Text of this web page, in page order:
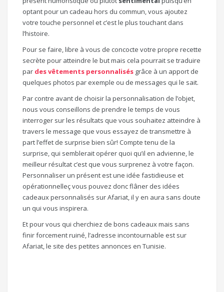
optant pour un cadeau hors du commun, vous ajoutez
votre touche personnel et c’est le plus touchant dans
l’histoire.
Pour se faire, libre à vous de concocte votre propre recette
secrète pour atteindre le but mais cela pourrait se traduire
par des vêtements personnalisés grâce à un apport de
quelques photos par exemple ou de messages qui le sait.
Par contre avant de choisir la personnalisation de l’objet,
nous vous conseillons de prendre le temps de vous
interroger sur les résultats que vous souhaitez atteindre à
travers le message que vous essayez de transmettre à
part l’effet de surprise bien sûr! Compte tenu de la
surprise, qui semblerait opérer quoi qu’il en advienne, le
meilleur résultat c’est que vous surprenez à votre façon.
Personnaliser un présent est une idée fastidieuse et
opérationnelleç vous pouvez donc flâner des idées
cadeaux personnalisés sur Afariat, il y en aura sans doute
un qui vous inspirera.
Et pour vous qui cherchiez de bons cadeaux mais sans
finir forcement ruiné, l’adresse incontournable est sur
Afariat, le site des petites annonces en Tunisie.